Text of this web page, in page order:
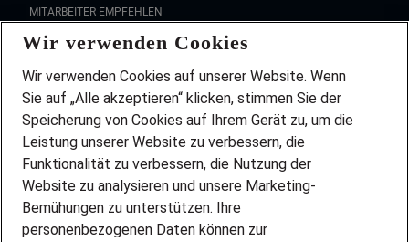
MITARBEITER EMPFEHLEN
FAQ
Wir stellen ein!
DEINE BERUFSGRUPPE
DEINE LEBENSSITUATION
PARTNERSHIP WITH AIRBUS
INITIATIV BEWERBEN
ÜBER UNS
Wir verwenden Cookies
Wir verwenden Cookies auf unserer Website. Wenn
Sie auf „Alle akzeptieren“ klicken, stimmen Sie der
Speicherung von Cookies auf Ihrem Gerät zu, um die
Leistung unserer Website zu verbessern, die
Funktionalität zu verbessern, die Nutzung der
Website zu analysieren und unsere Marketing-
Bemühungen zu unterstützen. Ihre
personenbezogenen Daten können zur